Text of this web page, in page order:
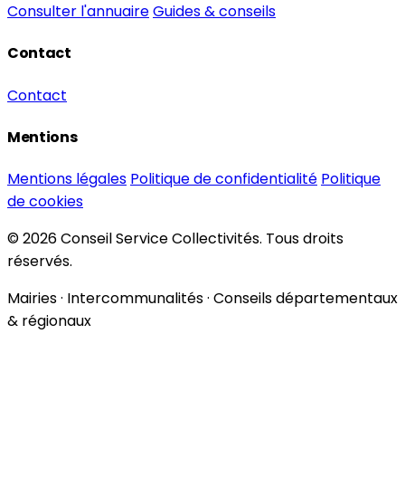
Consulter l'annuaireGuides & conseils
Contact
Contact
Mentions
Mentions légales Politique de confidentialité Politique
de cookies
© 2026 Conseil Service Collectivités. Tous droits
réservés.
Mairies · Intercommunalités · Conseils départementaux
& régionaux